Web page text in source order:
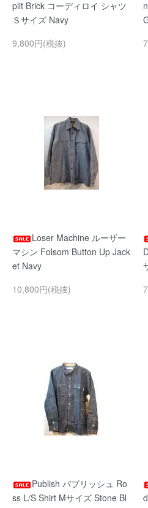
plit Brick コーディロイ シャツ
Ｓサイズ Navy
9,800円(税抜)
Loser Machine ルーザー
マシン Folsom Button Up Jack
et Navy
10,800円(税抜)
Publish パブリッシュ Ro
ss L/S Shirt Mサイズ Stone Bl